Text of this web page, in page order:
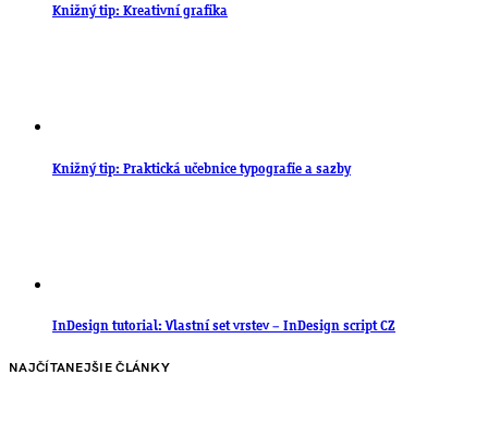
Knižný tip: Kreativní grafika
Knižný tip: Praktická učebnice typografie a sazby
InDesign tutorial: Vlastní set vrstev – InDesign script CZ
NAJČÍTANEJŠIE ČLÁNKY